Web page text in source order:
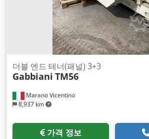
Marano Vicentino
8,937 km
더블 엔드 테너(패널) 3+3
Gabbiani TM56
가격 정보